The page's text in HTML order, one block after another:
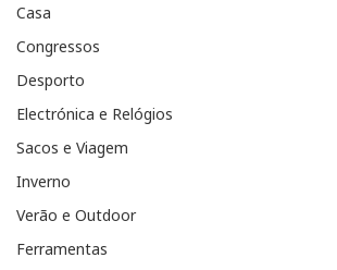
Casa
Congressos
Desporto
Electrónica e Relógios
Sacos e Viagem
Inverno
Verão e Outdoor
Ferramentas